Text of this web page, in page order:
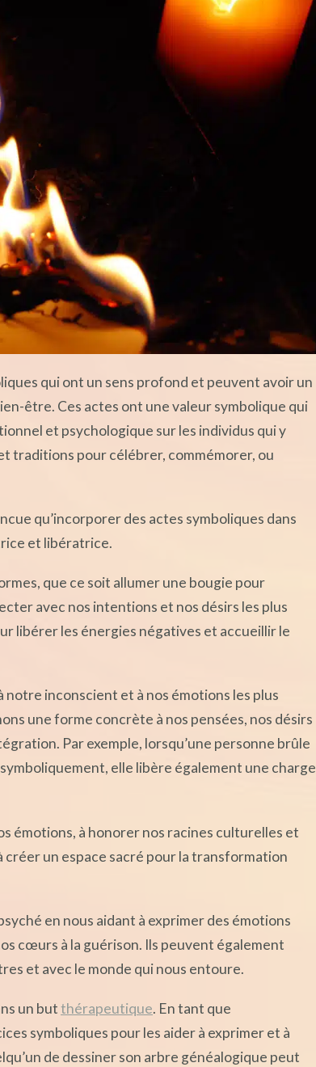
qui ont un sens profond et peuvent avoir un
être. Ces actes ont une valeur symbolique qui
et psychologique sur les individus qui y
traditions pour célébrer, commémorer, ou
qu’incorporer des actes symboliques dans
et libératrice.
que ce soit allumer une bougie pour
avec nos intentions et nos désirs les plus
libérer les énergies négatives et accueillir le
inconscient et à nos émotions les plus
une forme concrète à nos pensées, nos désirs
Par exemple, lorsqu’une personne brûle
elle libère également une charge
émotions, à honorer nos racines culturelles et
un espace sacré pour la transformation
en nous aidant à exprimer des émotions
cœurs à la guérison. Ils peuvent également
et avec le monde qui nous entoure.
un butthérapeutique. En tant que
symboliques pour les aider à exprimer et à
de dessiner son arbre généalogique peut